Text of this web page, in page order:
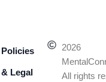
Policies
& Legal
2026
All rights